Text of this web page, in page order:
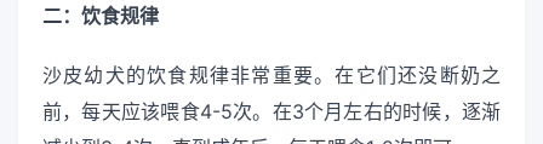
二：饮食规律
沙皮幼犬的饮食规律非常重要。在它们还没断奶之
前，每天应该喂食4-5次。在3个月左右的时候，逐渐